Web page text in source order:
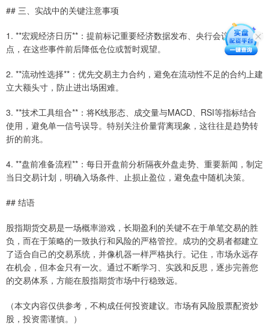
## 三、实战中的关键注意事项
1. **宏观经济日历**：提前标记重要经济数据发布、央行会议等时间节
点，在这些事件前后降低仓位或暂时观望。
2. **流动性选择**：优先交易主力合约，避免在流动性不足的合约上建
立大额头寸，防止进出场困难。
3. **技术工具组合**：将K线形态、成交量与MACD、RSI等指标结合
使用，避免单一信号误导。特别关注价量背离现象，这往往是趋势转
折的前兆。
4. **盘前准备流程**：每日开盘前分析隔夜外盘走势、重要新闻，制定
当日交易计划，明确入场条件、止损止盈位，避免盘中随机决策。
## 结语
股指期货交易是一场概率游戏，长期盈利的关键不在于单笔交易的胜
负，而在于策略的一致执行和风险的严格管控。成功的交易者都建立
了适合自己的交易系统，并像机器一样严格执行。记住，市场永远存
在机会，但本金只有一次。通过不断学习、实践和反思，逐步完善您
的交易体系，方能在股指期货市场中行稳致远。
（本文内容仅供参考，不构成任何投资建议。市场有风险股票配资炒
股，投资需谨慎。）